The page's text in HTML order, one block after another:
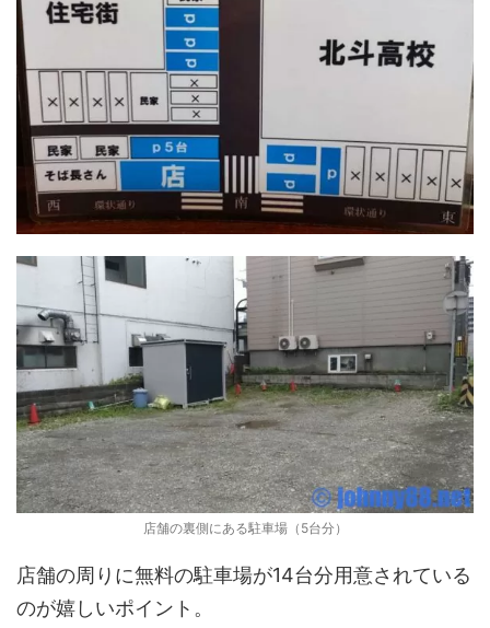
店舗の裏側にある駐車場（5台分）
店舗の周りに無料の駐車場が14台分用意されている
のが嬉しいポイント。